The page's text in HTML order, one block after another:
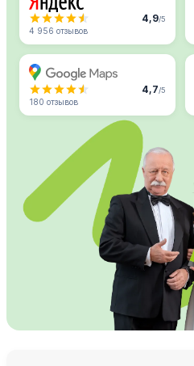
4,9/5
4 956 отзывов
4,7/5
180 отзывов